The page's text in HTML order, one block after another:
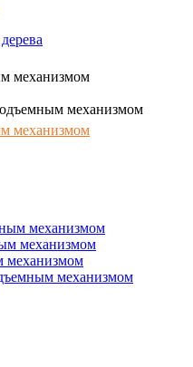
механизмом
механизмом
механизмом
механизмом
механизмом
механизмом
механизмом